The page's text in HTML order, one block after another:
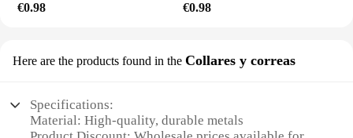
€0.98 €0.98
Here are the products found in the Collares y correas
Specifications:
Material: High-quality, durable metals